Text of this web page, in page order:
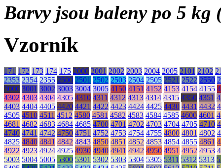
Barvy jsou baleny po 5 kg
Vzorník
171 172 173 174 175 2000 2001 2002 2003 2004 2005 2101 2102
2353 2354 2355 2500 2501 2502 2503 2504 2505 2521 2522 2550
3000 3001 3002 3003 3004 3005 4150 4151 4152 4153 4154 4155
4302 4303 4304 4305 4310 4311 4312 4313 4314 4315 4350 4351
4403 4404 4405 4420 4421 4422 4423 4424 4425 4430 4431 4432
4505 4510 4511 4512 4580 4581 4582 4583 4584 4585 4600 4601
4681 4682 4683 4684 4685 4700 4701 4702 4703 4704 4705 4710
4740 4741 4742 4750 4751 4752 4753 4754 4755 4800 4801 4802
4825 4840 4841 4842 4843 4850 4851 4852 4853 4854 4855 4861
4922 4923 4924 4925 4930 4940 4941 4942 4950 4951 4952 4953
5003 5004 5005 5300 5301 5302 5303 5304 5305 5311 5312 5313